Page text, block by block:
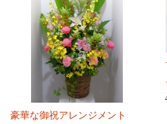
豪華な御祝アレンジメント